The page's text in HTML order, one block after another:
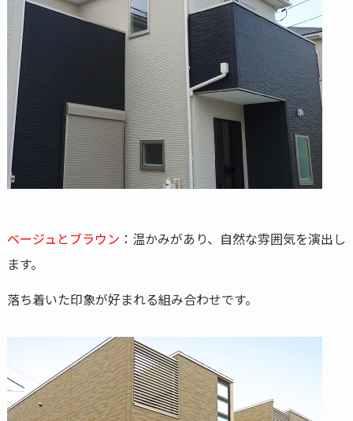
ベージュとブラウン ：温かみがあり、自然な雰囲気を演出し
ます。
落ち着いた印象が好まれる組み合わせです。